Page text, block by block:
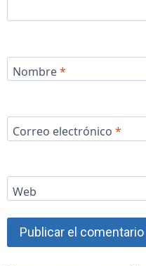
Nombre*
Correo electrónico *
Web